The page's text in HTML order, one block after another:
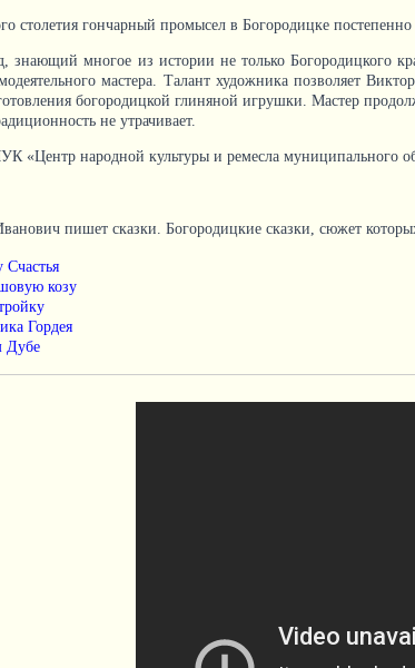
столетия гончарный промысел в Богородицке
знающий многое из истории не только Богородицкого
мастера. Талант художника позволяет
богородицкой глиняной игрушки. Мастер
не утрачивает.
«Центр народной культуры и ремесла муниципального
пишет сказки. Богородицкие сказки, сюжет
Счастья
козу
Гордея
Дубе